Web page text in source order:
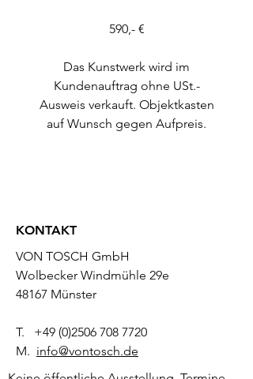
590,- €
Das Kunstwerk wird im
Kundenauftrag ohne USt.-
Ausweis verkauft. Objektkasten
auf Wunsch gegen Aufpreis.
KONTAKT
VON TOSCH GmbH
Wolbecker Windmühle 29e
48167 Münster
T. +49 (0)2506 708 7720
M. info@vontosch.de